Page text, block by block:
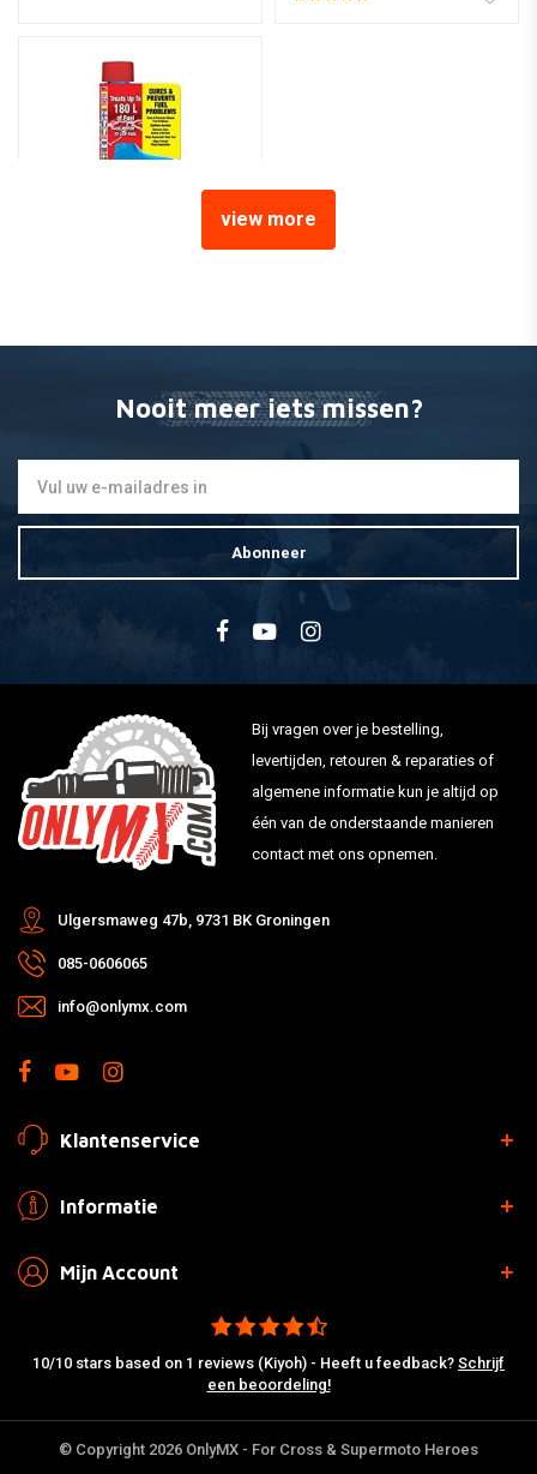
250ml
view more
Nooit meer iets missen?
Abonneer
Bij vragen over je bestelling,
levertijden, retouren & reparaties of
algemene informatie kun je altijd op
één van de onderstaande manieren
contact met ons opnemen.
Ulgersmaweg 47b, 9731 BK Groningen
085-0606065
info@onlymx.com
Klantenservice
Informatie
Mijn Account
10/10 stars based on 1 reviews (Kiyoh) - Heeft u feedback? Schrijf
een beoordeling!
© Copyright 2026 OnlyMX - For Cross & Supermoto Heroes